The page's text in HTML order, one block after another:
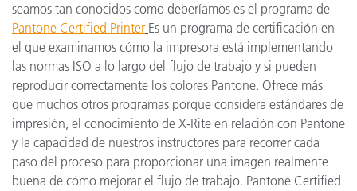
seamos tan conocidos como deberíamos es el programa de
Pantone Certified Printer Es un programa de certificación en
el que examinamos cómo la impresora está implementando
las normas ISO a lo largo del flujo de trabajo y si pueden
reproducir correctamente los colores Pantone. Ofrece más
que muchos otros programas porque considera estándares de
impresión, el conocimiento de X-Rite en relación con Pantone
y la capacidad de nuestros instructores para recorrer cada
paso del proceso para proporcionar una imagen realmente
buena de cómo mejorar el flujo de trabajo. Pantone Certified